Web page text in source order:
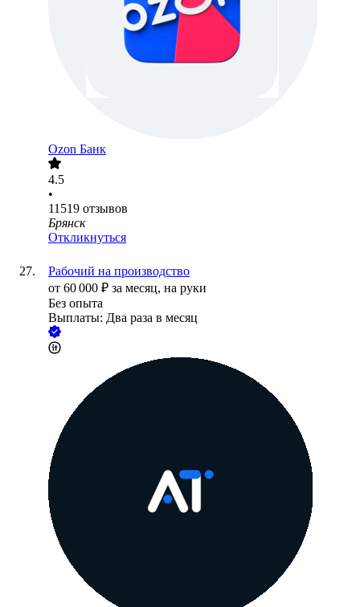
Ozon Банк
4.5
•
11519 отзывов
Брянск
Откликнуться
Рабочий на производство
от 60 000 ₽ за месяц, на руки
Без опыта
Выплаты: Два раза в месяц